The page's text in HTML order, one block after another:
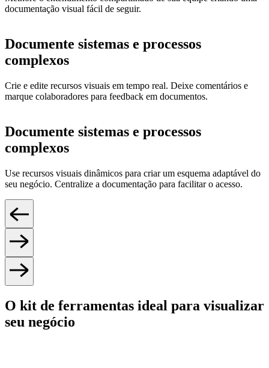
documentação visual fácil de seguir.
Documente sistemas e processos
complexos
Crie e edite recursos visuais em tempo real. Deixe comentários e
marque colaboradores para feedback em documentos.
Documente sistemas e processos
complexos
Use recursos visuais dinâmicos para criar um esquema adaptável do
seu negócio. Centralize a documentação para facilitar o acesso.
O kit de ferramentas ideal para visualizar
seu negócio